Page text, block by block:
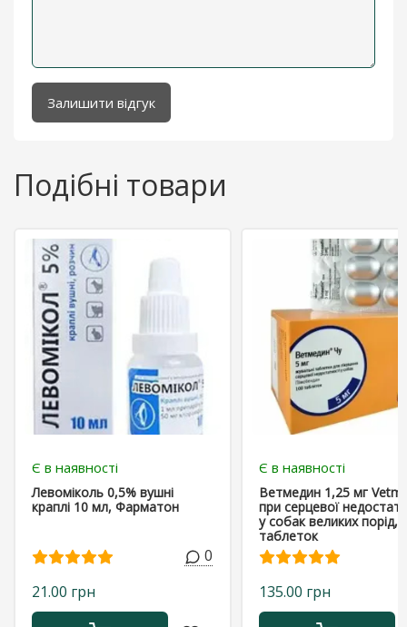
Залишити відгук
Подібні товари
Є в наявності
Левоміколь 0,5% вушні
краплі 10 мл, Фарматон
0
21.00 грн
Є в наявності
Ветмедин 1,25 мг
при серцевої
у собак великих порід,
таблеток
135.00 грн